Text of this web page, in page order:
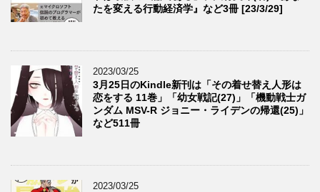
たを変える行動経済学』など3冊 [23/3/29]
2023/03/25
3月25日のKindle新刊は「その着せ替え人形は
恋をする 11巻」「幼女戦記(27)」「機動戦士ガ
ンダム MSV-R ジョニー・ライデンの帰還(25)」
など511冊
2023/03/25